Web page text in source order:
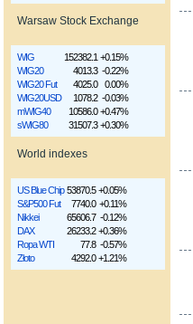
Warsaw Stock Exchange
WIG 152382.1 +0.15%
WIG20
4013.3 -0.22%
WIG20 Fut
4025.0
0.00%
WIG20USD
1078.2 -0.03%
mWIG40
10586.0 +0.47%
sWIG80
31507.3 +0.30%
World indexes
US Blue Chip 53870.5 +0.05%
S&P500 Fut
7740.0 +0.11%
Nikkei
65606.7 -0.12%
DAX
26233.2 +0.36%
Ropa WTI
77.8 -0.57%
Złoto
4292.0 +1.21%